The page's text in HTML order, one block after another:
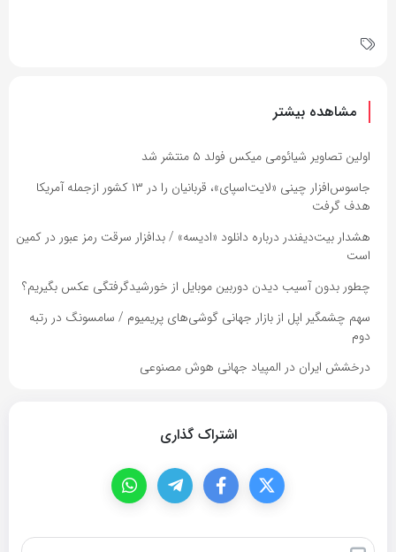
مشاهده بیشتر
اولین تصاویر شیائومی میکس فولد ۵ منتشر شد
جاسوس‌افزار چینی «لایت‌اسپای»، قربانیان را در ۱۳ کشور ازجمله آمریکا
هدف گرفت
هشدار بیت‌دیفندر درباره دانلود «ادیسه» / بدافزار سرقت رمز عبور در کمین
است
چطور بدون آسیب دیدن دوربین موبایل از خورشیدگرفتگی عکس بگیریم؟
سهم چشمگیر اپل از بازار جهانی گوشی‌های پریمیوم / سامسونگ در رتبه
دوم
درخشش ایران در المپیاد جهانی هوش مصنوعی
اشتراک گذاری